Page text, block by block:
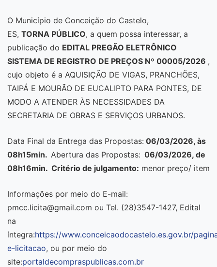
O Município de Conceição do Castelo,
ES, TORNA PÚBLICO, a quem possa interessar, a
publicação do EDITAL PREGÃO ELETRÔNICO
SISTEMA DE REGISTRO DE PREÇOS Nº 00005/2026 ,
cujo objeto é a AQUISIÇÃO DE VIGAS, PRANCHÕES,
TAIPÁ E MOURÃO DE EUCALIPTO PARA PONTES, DE
MODO A ATENDER ÀS NECESSIDADES DA
SECRETARIA DE OBRAS E SERVIÇOS URBANOS.
Data Final da Entrega das Propostas: 06/03/2026, às
08h15min. Abertura das Propostas: 06/03/2026, de
08h16min. Critério de julgamento: menor preço/ item
Informações por meio do E-mail:
pmcc.licita@gmail.com ou Tel. (28)3547-1427, Edital
na
íntegra:https://www.conceicaodocastelo.es.gov.br/
e-licitacao, ou por meio do
site:portaldecompraspublicas.com.br